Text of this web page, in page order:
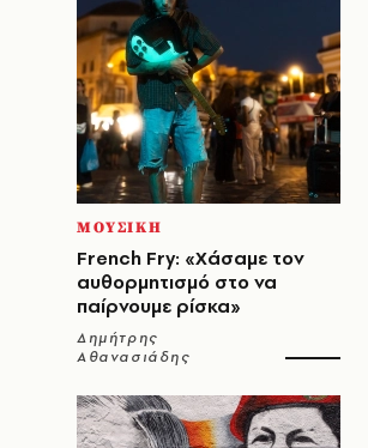
ΜΟΥΣΙΚΗ
French Fry: «Χάσαμε τον
αυθορμητισμό στο να
παίρνουμε ρίσκα»
Δημήτρης
Αθανασιάδης